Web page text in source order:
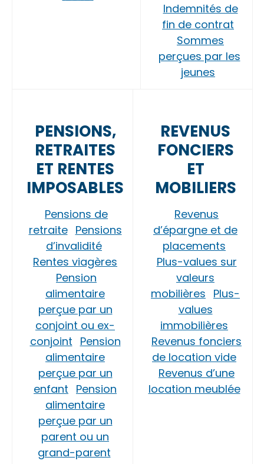
Indemnités de
fin de contrat
Sommes
perçues par les
jeunes
PENSIONS,
RETRAITES
ET RENTES
IMPOSABLES
Pensions de
retraite Pensions
d’invalidité
Rentes viagères
Pension
alimentaire
perçue par un
conjoint ou ex-
conjoint Pension
alimentaire
perçue par un
enfant Pension
alimentaire
perçue par un
parent ou un
grand-parent
REVENUS
FONCIERS
ET
MOBILIERS
Revenus
d’épargne et de
placements
Plus-values sur
valeurs
mobilières Plus-
values
immobilières
Revenus fonciers
de location vide
Revenus d’une
location meublée